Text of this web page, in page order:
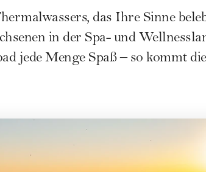
das Ihre Sinne
in der Spa- und
jede Menge Spaß – so kommt